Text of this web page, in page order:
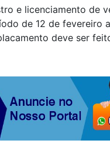
e licenciamento de
de 12 de fevereiro
deve ser